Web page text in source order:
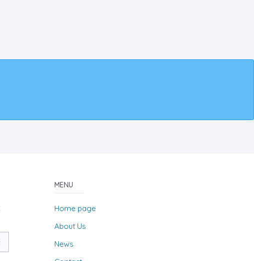
MENU
Home page
About Us
News